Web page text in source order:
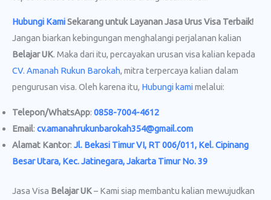
Hubungi KamiSekarang untuk Layanan Jasa Urus Visa Terbaik!
Jangan biarkan kebingungan menghalangi perjalanan kalian
Belajar UK. Maka dari itu, percayakan urusan visa kalian kepada
CV. Amanah Rukun Barokah, mitra terpercaya kalian dalam
pengurusan visa. Oleh karena itu, Hubungi kamimelalui:
Telepon/WhatsApp: 0858-7004-4612
Email: cv.amanahrukunbarokah354@gmail.com
Alamat Kantor: Jl. Bekasi Timur VI, RT 006/011, Kel. Cipinang
Besar Utara, Kec. Jatinegara, Jakarta Timur No. 39
Jasa Visa Belajar UK– Kami siap membantu kalian mewujudkan